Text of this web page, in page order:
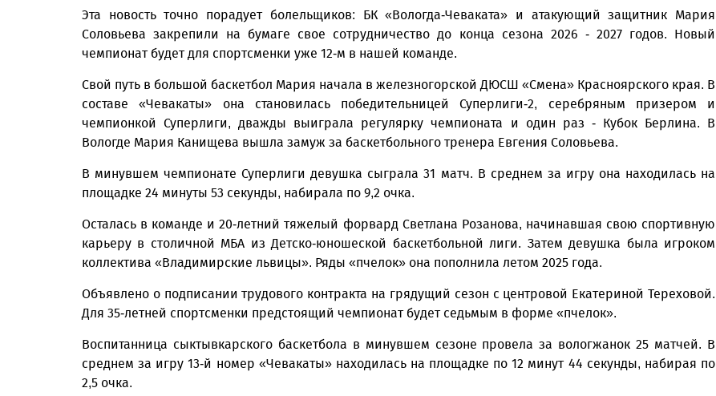
Эта новость точно порадует болельщиков: БК «Вологда-Чеваката» и атакующий защитник Мария
Соловьева закрепили на бумаге свое сотрудничество до конца сезона 2026 - 2027 годов. Новый
чемпионат будет для спортсменки уже 12-м в нашей команде.
Свой путь в большой баскетбол Мария начала в железногорской ДЮСШ «Смена» Красноярского края. В
составе «Чевакаты» она становилась победительницей Суперлиги-2, серебряным призером и
чемпионкой Суперлиги, дважды выиграла регулярку чемпионата и один раз - Кубок Берлина. В
Вологде Мария Канищева вышла замуж за баскетбольного тренера Евгения Соловьева.
В минувшем чемпионате Суперлиги девушка сыграла 31 матч. В среднем за игру она находилась на
площадке 24 минуты 53 секунды, набирала по 9,2 очка.
Осталась в команде и 20-летний тяжелый форвард Светлана Розанова, начинавшая свою спортивную
карьеру в столичной МБА из Детско-юношеской баскетбольной лиги. Затем девушка была игроком
коллектива «Владимирские львицы». Ряды «пчелок» она пополнила летом 2025 года.
Объявлено о подписании трудового контракта на грядущий сезон с центровой Екатериной Тереховой.
Для 35-летней спортсменки предстоящий чемпионат будет седьмым в форме «пчелок».
Воспитанница сыктывкарского баскетбола в минувшем сезоне провела за вологжанок 25 матчей. В
среднем за игру 13-й номер «Чевакаты» находилась на площадке по 12 минут 44 секунды, набирая по
2,5 очка.